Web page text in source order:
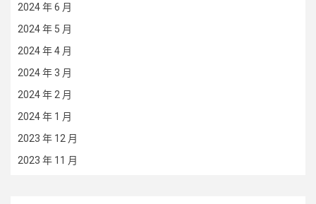
2024 年 6 月
2024 年 5 月
2024 年 4 月
2024 年 3 月
2024 年 2 月
2024 年 1 月
2023 年 12 月
2023 年 11 月